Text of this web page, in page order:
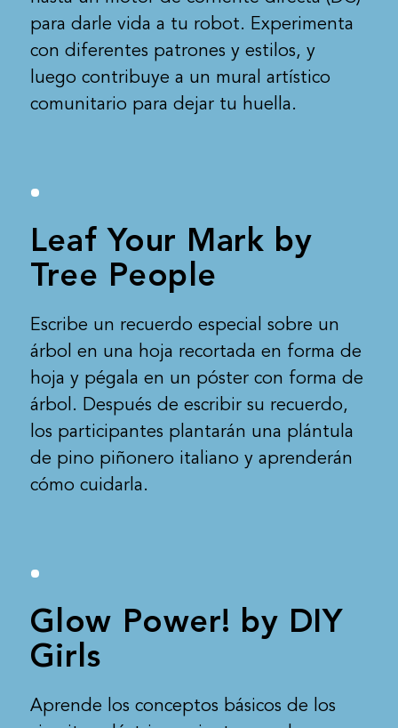
para darle vida a tu robot. Experimenta
con diferentes patrones y estilos, y
luego contribuye a un mural artístico
comunitario para dejar tu huella.
Leaf Your Mark by
Tree People
Escribe un recuerdo especial sobre un
árbol en una hoja recortada en forma de
hoja y pégala en un póster con forma de
árbol. Después de escribir su recuerdo,
los participantes plantarán una plántula
de pino piñonero italiano y aprenderán
cómo cuidarla.
Glow Power! by DIY
Girls
Aprende los conceptos básicos de los